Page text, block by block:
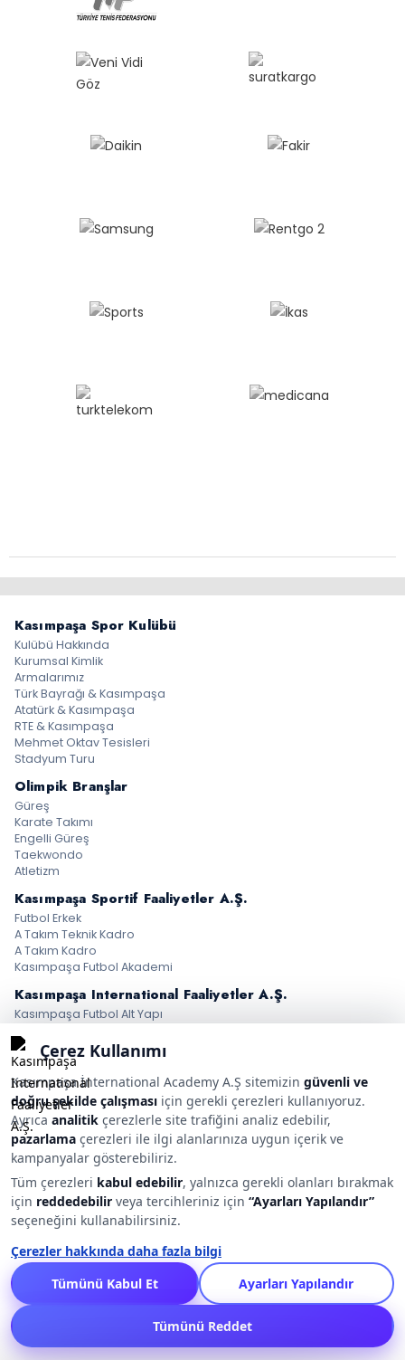
Kasımpaşa Spor Kulübü
Kulübü Hakkında
Kurumsal Kimlik
Armalarımız
Türk Bayrağı & Kasımpaşa
Atatürk & Kasımpaşa
RTE & Kasımpaşa
Mehmet Oktav Tesisleri
Stadyum Turu
Olimpik Branşlar
Güreş
Karate Takımı
Engelli Güreş
Taekwondo
Atletizm
Kasımpaşa Sportif Faaliyetler A.Ş.
Futbol Erkek
A Takım Teknik Kadro
A Takım Kadro
Kasımpaşa Futbol Akademi
Kasımpaşa International Faaliyetler A.Ş.
Kasımpaşa Futbol Alt Yapı
Goalkeeper Academy
Erkek Futbol Okulu
Kadın Futbol
Basketbol Erkek
Tenis Academy
Masa Tenisi Academy
Medya • Store • Taraftar
Online Store
Kasımpaşa TV
Biletler
Engelli Bilet Formu
© 2025 Kasımpaşa İnternational Academy A.Ş. — Tüm hakları saklıdır.
Yasal Uyarı
Çerez Kullanımı
Kasımpaşa İnternational Academy A.Ş sitemizin güvenli ve
doğru şekilde çalışması için gerekli çerezleri kullanıyoruz.
Ayrıca analitik çerezlerle site trafiğini analiz edebilir,
pazarlama çerezleri ile ilgi alanlarınıza uygun içerik ve
kampanyalar gösterebiliriz.
Tüm çerezleri kabul edebilir, yalnızca gerekli olanları bırakmak
için reddedebilir veya tercihleriniz için “Ayarları Yapılandır”
seçeneğini kullanabilirsiniz.
Çerezler hakkında daha fazla bilgi
Tümünü Kabul Et
Ayarları Yapılandır
Tümünü Reddet